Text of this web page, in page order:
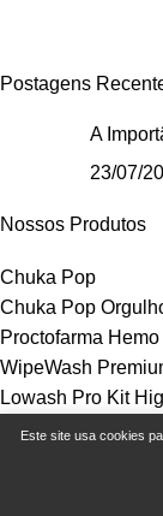
Este site usa cookies
Postagens
A
23/07/
Nossos Produtos
Chuka Pop
Chuka Pop
Proctofarma Hemo
WipeWash
Lowash Pro Kit
Proctowash